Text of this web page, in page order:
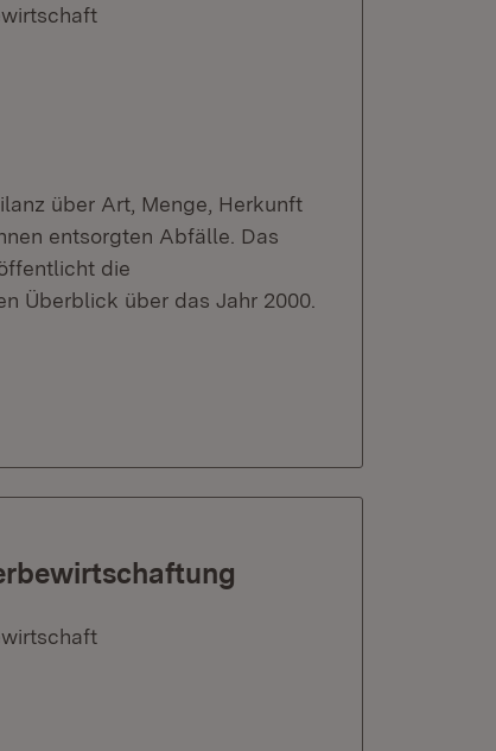
über Art, Menge, Herkunft
entsorgten Abfälle. Das
die
Überblick über das Jahr 2000.